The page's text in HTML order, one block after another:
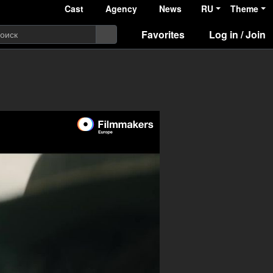
Cast Agency News RU Theme
Favorites Log in / Join